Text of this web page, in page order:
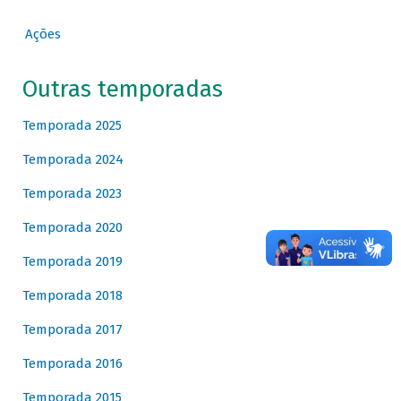
Ações
Outras temporadas
Temporada 2025
Temporada 2024
Temporada 2023
Temporada 2020
Temporada 2019
Temporada 2018
Temporada 2017
Temporada 2016